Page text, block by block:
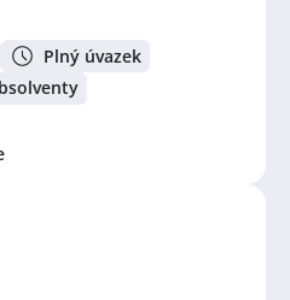
Plný úvazek